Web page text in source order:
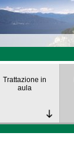
Trattazione in
aula